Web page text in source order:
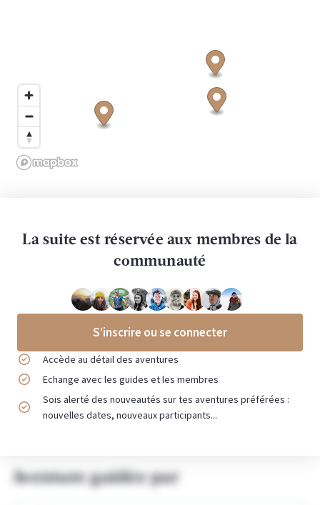
La suite est réservée aux membres de la
communauté
S’inscrire ou se connecter
Accède au détail des aventures
Echange avec les guides et les membres
Sois alerté des nouveautés sur tes aventures préférées :
nouvelles dates, nouveaux participants...
Aventure guidée par